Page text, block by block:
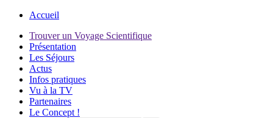
Accueil
Trouver un Voyage Scientifique
Présentation
Les Séjours
Actus
Infos pratiques
Vu à la TV
Partenaires
Le Concept !